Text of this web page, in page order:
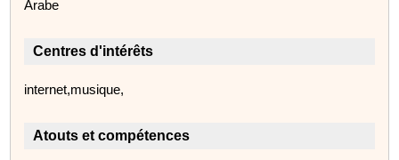
Arabe
Centres d'intérêts
internet,musique,
Atouts et compétences